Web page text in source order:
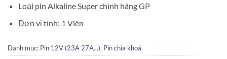
Loại pin Alkaline Super chính hãng GP
Đơn vị tính: 1 Viên
Danh mục: Pin 12V (23A 27A...), Pin chìa khoá